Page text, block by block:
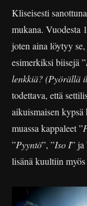
Kliseisesti
mukana. Vuodesta
joten aina löytyy
esimerkiksi biisejä ”
lenkkiä? (Pyörällä
todettava, että
aikuismaisen
muassa kappaleet ”
”Pyyntö”, ”Iso I” ja
lisänä kuultiin